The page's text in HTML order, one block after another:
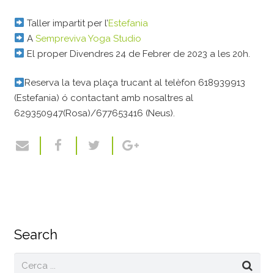
Taller impartit per l’Estefania
A Sempreviva Yoga Studio
El proper Divendres 24 de Febrer de 2023 a les 20h.
Reserva la teva plaça trucant al telèfon 618939913
(Estefania) ó contactant amb nosaltres al
629350947(Rosa)/677653416 (Neus).
Search